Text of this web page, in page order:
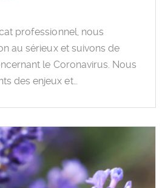
professionnel, nous
au sérieux et suivons de
le Coronavirus. Nous
des enjeux et…